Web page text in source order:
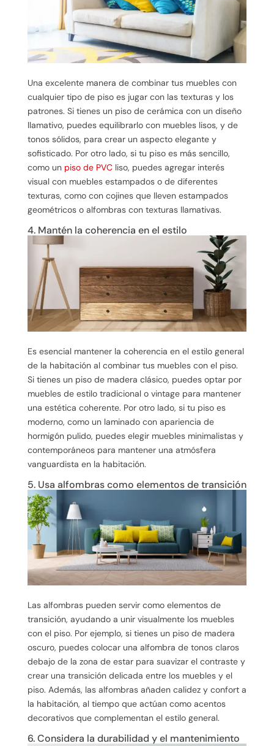
Una excelente manera de combinar tus muebles con
cualquier tipo de piso es jugar con las texturas y los
patrones. Si tienes un piso de cerámica con un diseño
llamativo, puedes equilibrarlo con muebles lisos, y de
tonos sólidos, para crear un aspecto elegante y
sofisticado. Por otro lado, si tu piso es más sencillo,
como un piso de PVCliso, puedes agregar interés
visual con muebles estampados o de diferentes
texturas, como con cojines que lleven estampados
geométricos o alfombras con texturas llamativas.
4. Mantén la coherencia en el estilo
Es esencial mantener la coherencia en el estilo general
de la habitación al combinar tus muebles con el piso.
Si tienes un piso de madera clásico, puedes optar por
muebles de estilo tradicional o vintage para mantener
una estética coherente. Por otro lado, si tu piso es
moderno, como un laminado con apariencia de
hormigón pulido, puedes elegir muebles minimalistas y
contemporáneos para mantener una atmósfera
vanguardista en la habitación.
5. Usa alfombras como elementos de transición
Las alfombras pueden servir como elementos de
transición, ayudando a unir visualmente los muebles
con el piso. Por ejemplo, si tienes un piso de madera
oscuro, puedes colocar una alfombra de tonos claros
debajo de la zona de estar para suavizar el contraste y
crear una transición delicada entre los muebles y el
piso. Además, las alfombras añaden calidez y confort a
la habitación, al tiempo que actúan como acentos
decorativos que complementan el estilo general.
6. Considera la durabilidad y el mantenimiento